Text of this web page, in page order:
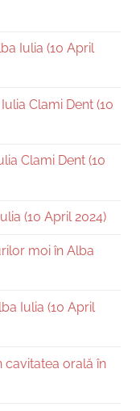
Iulia (10 April
Clami Dent (10
Clami Dent (10
(10 April 2024)
moi în Alba
Iulia (10 April
cavitatea orală în